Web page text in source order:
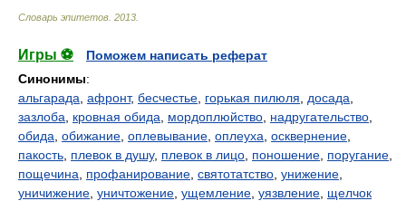
Словарь эпитетов 2013
Игры ⚽
Поможем написать реферат
Синонимы:
альгарада афронт, бесчестье горькая пилюля досада
зазлоба
кровная обида мордоплюйство надругательство
обида обижание оплевывание оплеуха осквернение
пакость плевок в душу, плевок в лицо поношение поругание
пощечина
профанирование святотатство унижение
уничижение уничтожение ущемление уязвление щелчок